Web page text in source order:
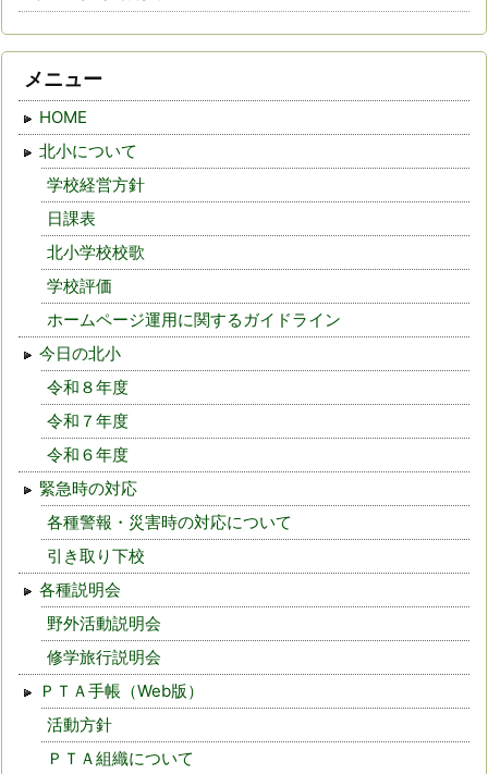
メニュー
HOME
北小について
学校経営方針
日課表
北小学校校歌
学校評価
ホームページ運用に関するガイドライン
今日の北小
令和８年度
令和７年度
令和６年度
緊急時の対応
各種警報・災害時の対応について
引き取り下校
各種説明会
野外活動説明会
修学旅行説明会
ＰＴＡ手帳（Web版）
活動方針
ＰＴＡ組織について